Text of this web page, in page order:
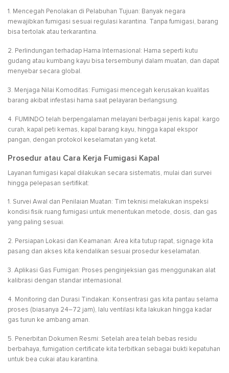
1. Mencegah Penolakan di Pelabuhan Tujuan: Banyak negara
mewajibkan fumigasi sesuai regulasi karantina. Tanpa fumigasi, barang
bisa tertolak atau terkarantina.
2. Perlindungan terhadap Hama Internasional: Hama seperti kutu
gudang atau kumbang kayu bisa tersembunyi dalam muatan, dan dapat
menyebar secara global.
3. Menjaga Nilai Komoditas: Fumigasi mencegah kerusakan kualitas
barang akibat infestasi hama saat pelayaran berlangsung.
4. FUMINDO telah berpengalaman melayani berbagai jenis kapal: kargo
curah, kapal peti kemas, kapal barang kayu, hingga kapal ekspor
pangan, dengan protokol keselamatan yang ketat.
Prosedur atau Cara Kerja Fumigasi Kapal
Layanan fumigasi kapal dilakukan secara sistematis, mulai dari survei
hingga pelepasan sertifikat:
1. Survei Awal dan Penilaian Muatan: Tim teknisi melakukan inspeksi
kondisi fisik ruang fumigasi untuk menentukan metode, dosis, dan gas
yang paling sesuai.
2. Persiapan Lokasi dan Keamanan: Area kita tutup rapat, signage kita
pasang dan akses kita kendalikan sesuai prosedur keselamatan.
3. Aplikasi Gas Fumigan: Proses penginjeksian gas menggunakan alat
kalibrasi dengan standar internasional.
4. Monitoring dan Durasi Tindakan: Konsentrasi gas kita pantau selama
proses (biasanya 24–72 jam), lalu ventilasi kita lakukan hingga kadar
gas turun ke ambang aman.
5. Penerbitan Dokumen Resmi: Setelah area telah bebas residu
berbahaya, fumigation certificate kita terbitkan sebagai bukti kepatuhan
untuk bea cukai atau karantina.